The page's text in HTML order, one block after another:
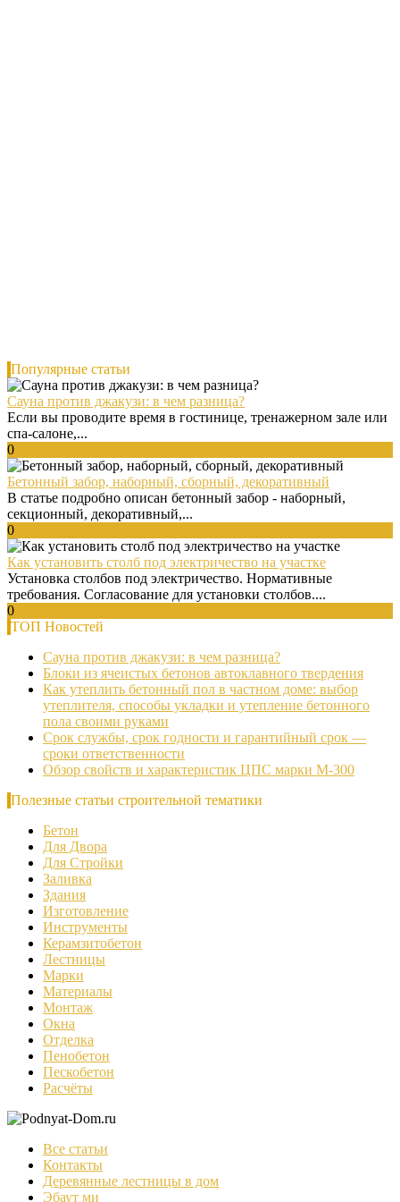
Популярные статьи
Сауна против джакузи: в чем разница?
Если вы проводите время в гостинице, тренажерном зале или
спа-салоне,...
0
Бетонный забор, наборный, сборный, декоративный
В статье подробно описан бетонный забор - наборный,
секционный, декоративный,...
0
Как установить столб под электричество на участке
Установка столбов под электричество. Нормативные
требования. Согласование для установки столбов....
0
ТОП Новостей
Сауна против джакузи: в чем разница?
Блоки из ячеистых бетонов автоклавного твердения
Как утеплить бетонный пол в частном доме: выбор
утеплителя, способы укладки и утепление бетонного
пола своими руками
Срок службы, срок годности и гарантийный срок —
сроки ответственности
Обзор свойств и характеристик ЦПС марки М-300
Полезные статьи строительной тематики
Бетон
Для Двора
Для Стройки
Заливка
Здания
Изготовление
Инструменты
Керамзитобетон
Лестницы
Марки
Материалы
Монтаж
Окна
Отделка
Пенобетон
Пескобетон
Расчёты
Все статьи
Контакты
Деревянные лестницы в дом
Эбаут ми